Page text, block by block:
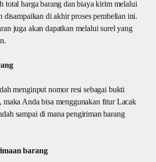
total harga barang dan biaya kirim melalui
disampaikan di akhir proses pembelian ini.
juga akan dapatkan melalui surel yang
menginput nomor resi sebagai bukti
maka Anda bisa menggunakan fitur Lacak
sampai di mana pengiriman barang
barang